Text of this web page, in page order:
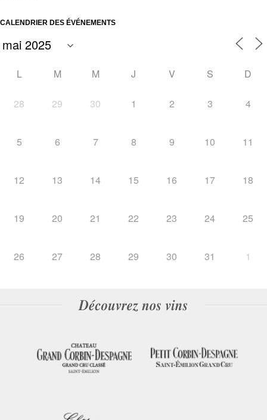
CALENDRIER DES ÉVÉNEMENTS
L M M J V S D
28 29 30 1 2 3 4
5 6 7 8 9 10 11
12 13 14 15 16 17 18
19 20 21 22 23 24 25
26 27 28 29 30 31 1